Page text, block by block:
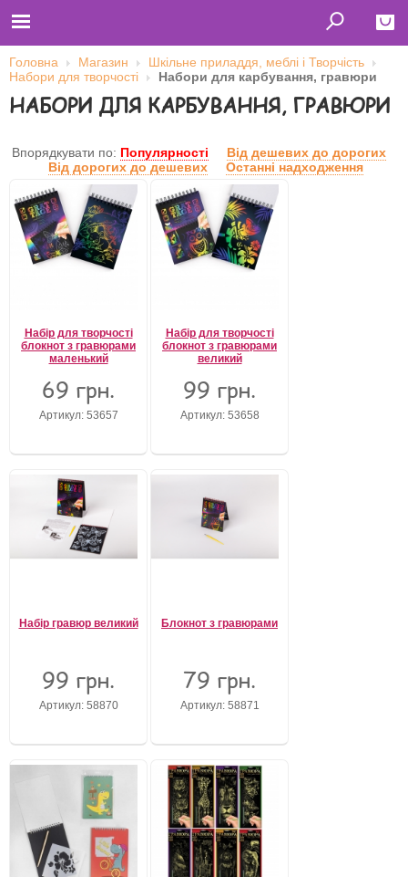
Close
Главная
Толстовки (кенгурушки)
Свитшоты
Лонгсливы
Бейсболки
Ветровки
Оплата и доставка
О нас
Сотрудничество
Пароль
Запам'ятати мене
Забули своє Ім’я Користувача?
Зареєструватися
Головна Магазин
Шкільне приладдя, меблі і Творчість
Набори для творчості
Набори для карбування, гравюри
НАБОРИ ДЛЯ КАРБУВАННЯ, ГРАВЮРИ
Впорядкувати по: Популярності
Від дешевих до дорогих
Від дорогих до дешевих
Останні надходження
Набір для творчості
блокнот з гравюрами
маленький
69 грн.
Артикул: 53657
Набір для творчості
блокнот з гравюрами
великий
99 грн.
Артикул: 53658
Набір гравюр великий
99 грн.
Артикул: 58870
Блокнот з гравюрами
79 грн.
Артикул: 58871